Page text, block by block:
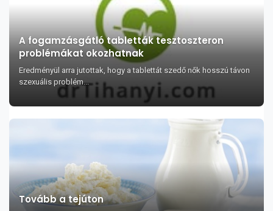
A fogamzásgátló tabletták tesztoszteron
problémákat okozhatnak
Eredményül arra jutottak, hogy a tablettát szedő nők hosszú távon
szexuális problém...
Tovább a tejúton